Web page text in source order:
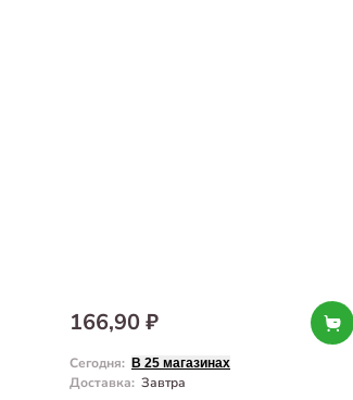
166,90 ₽
Сегодня: В 25 магазинах
Доставка: Завтра